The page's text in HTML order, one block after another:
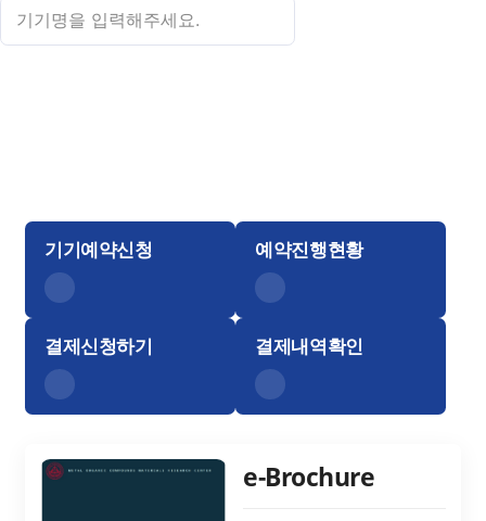
기기예약신청 예약진행현황
결제신청하기 결제내역확인
e-Brochure